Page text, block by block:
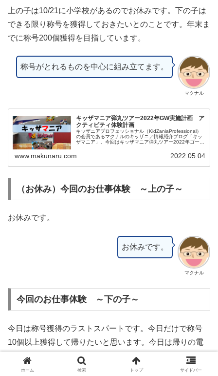
上の子は10/21に小学校があるのでお休みです。下の子は
できる限り称号を獲得しておきたいとのことです。年末ま
でに称号200個獲得を目指しています。
マクナル
称号がとれるものを中心に組み立てます。
キッザマニア弾丸ツアー2022年GW実施計画 ア
クティビティ体験計画
キッザニアプロフェッショナル（KidZaniaProfessional）
の会員であるマクナルのキッザニア情報紹介ブログ「キッ
ザマニア」。今回はキッザマニア弾丸ツアー2022年ゴール
めました。キッザニア甲子園での6連続入場後に振り返り
ます。
www.makunaru.com 2022.05.04
（お休み）今回のお仕事体験 ～上の子～
お休みです。
マクナル
お休みです。
今回のお仕事体験 ～下の子～
今日は称号獲得のラストスパートです。今日だけで称号
10個以上獲得して帰りたいと思います。今日は帰りの電
車に間に合うように途中で退出します。最終的に7個のお
仕事体験履歴がつきました。
ホーム 検索 トップ サイドバー